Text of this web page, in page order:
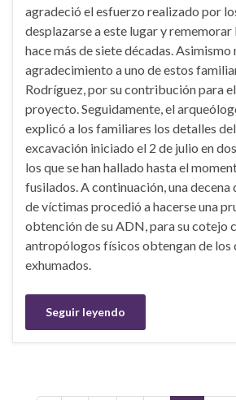
agradeció el esfuerzo realizado por
desplazarse a este lugar y
hace más de siete décadas. Asimismo
agradecimiento a uno de estos
Rodríguez, por su contribución para
proyecto. Seguidamente, el
explicó a los familiares los detalles
excavación iniciado el 2 de julio en
los que se han hallado hasta el
fusilados. A continuación, una decena
de víctimas procedió a hacerse una
obtención de su ADN, para su cotejo
antropólogos físicos obtengan de los
exhumados.
Seguir leyendo